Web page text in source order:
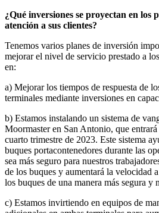
¿Qué inversiones se proyectan en los
atención a sus clientes?
Tenemos varios planes de inversión
mejorar el nivel de servicio prestado a
en:
a) Mejorar los tiempos de respuesta de
terminales mediante inversiones en
b) Estamos instalando un sistema de
Moormaster en San Antonio, que
cuarto trimestre de 2023. Este sistema
buques portacontenedores durante las
sea más seguro para nuestros
de los buques y aumentará la velocidad
los buques de una manera más segura y
c) Estamos invirtiendo en equipos de